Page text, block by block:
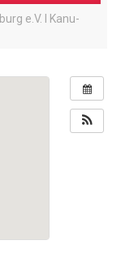
e.V. I Kanu-